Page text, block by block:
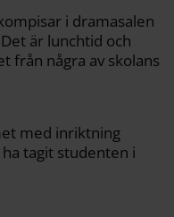
i dramasalen
är lunchtid och
från några av skolans
med inriktning
tagit studenten i